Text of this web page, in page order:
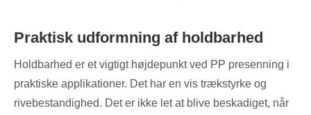
Praktisk udformning af holdbarhed
Holdbarhed er et vigtigt højdepunkt ved PP presenning i
praktiske applikationer. Det har en vis trækstyrke og
rivebestandighed. Det er ikke let at blive beskadiget, når